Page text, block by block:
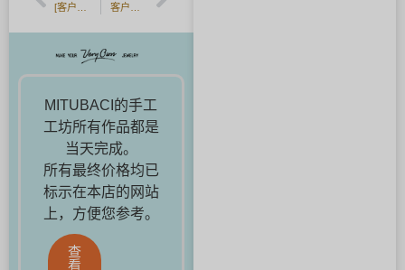
MITUBACI的手工
工坊所有作品都是
当天完成。
所有最终价格均已
标示在本店的网站
上，方便您参考。
查
看